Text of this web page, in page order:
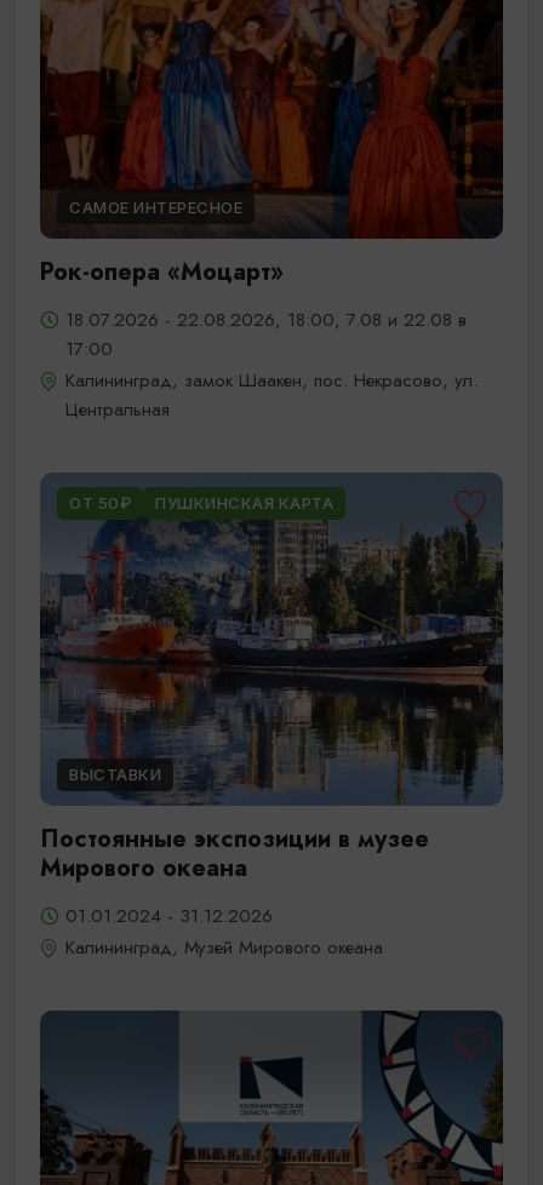
САМОЕ ИНТЕРЕСНОЕ
Рок-опера «Моцарт»
18.07.2026 - 22.08.2026, 18:00, 7.08 и 22.08 в
17:00
Калининград, замок Шаакен, пос. Некрасово, ул.
Центральная
ОТ 50₽ ПУШКИНСКАЯ КАРТА
ВЫСТАВКИ
Постоянные экспозиции в музее
Мирового океана
01.01.2024 - 31.12.2026
Калининград, Музей Мирового океана